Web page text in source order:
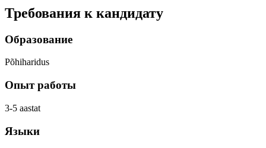
Требования к кандидату
Образование
Põhiharidus
Опыт работы
3-5 aastat
Языки